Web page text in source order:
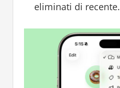
eliminati di recente.